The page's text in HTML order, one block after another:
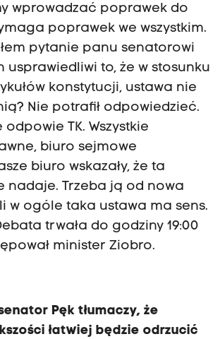
wprowadzać poprawek do
poprawek we wszystkim.
pytanie panu senatorowi
usprawiedliwi to, że w stosunku
konstytucji, ustawa nie
Nie potrafił odpowiedzieć.
odpowie TK. Wszystkie
biuro sejmowe
biuro wskazały, że ta
nadaje. Trzeba ją od nowa
w ogóle taka ustawa ma sens.
trwała do godziny 19:00
minister Ziobro.
Pęk tłumaczy, że
łatwiej będzie odrzucić